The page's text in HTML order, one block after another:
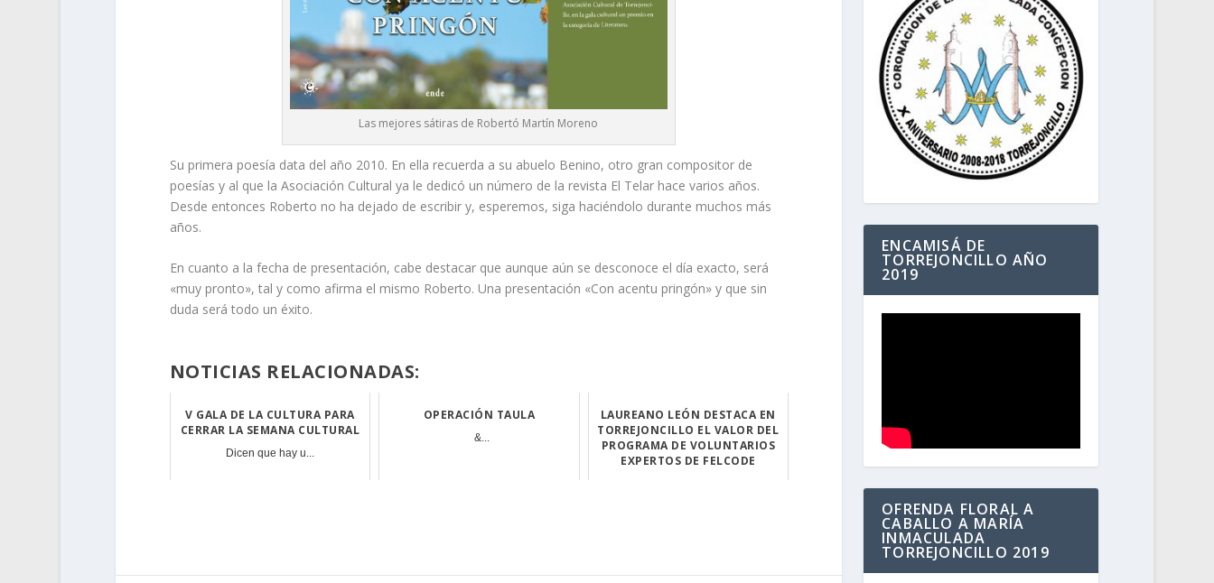
Las mejores sátiras de Robertó Martín Moreno
Su primera poesía data del año 2010. En ella recuerda a su abuelo Benino, otro gran compositor de
poesías y al que la Asociación Cultural ya le dedicó un número de la revista El Telar hace varios años.
Desde entonces Roberto no ha dejado de escribir y, esperemos, siga haciéndolo durante muchos más
años.
En cuanto a la fecha de presentación, cabe destacar que aunque aún se desconoce el día exacto, será
«muy pronto», tal y como afirma el mismo Roberto. Una presentación «Con acentu pringón» y que sin
duda será todo un éxito.
NOTICIAS RELACIONADAS:
V GALA DE LA CULTURA PARA
CERRAR LA SEMANA CULTURAL
Dicen que hay u...
OPERACIÓN TAULA
&...
LAUREANO LEÓN DESTACA EN
TORREJONCILLO EL VALOR DEL
PROGRAMA DE VOLUNTARIOS
EXPERTOS DE FELCODE
ENCAMISÁ DE
TORREJONCILLO AÑO
2019
OFRENDA FLORAL A
CABALLO A MARÍA
INMACULADA
TORREJONCILLO 2019